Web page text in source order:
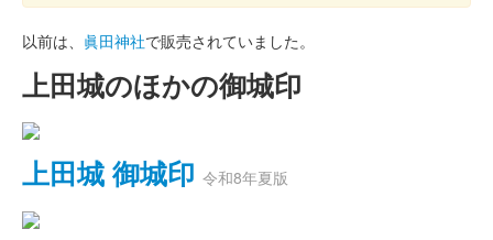
以前は、 眞田神社で販売されていました。
上田城のほかの御城印
上田城 御城印 令和8年夏版